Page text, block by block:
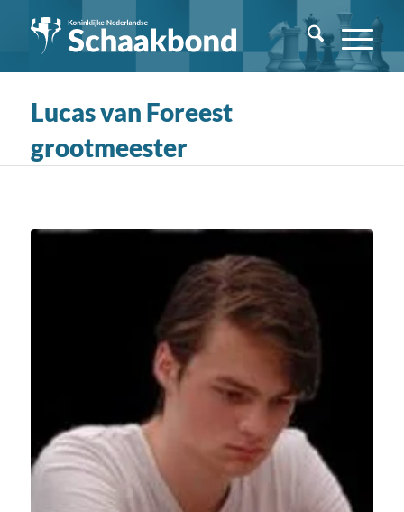
Lucas van Foreest
grootmeester